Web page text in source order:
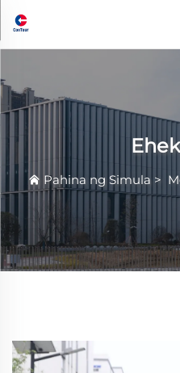
Pahina ng Simula >